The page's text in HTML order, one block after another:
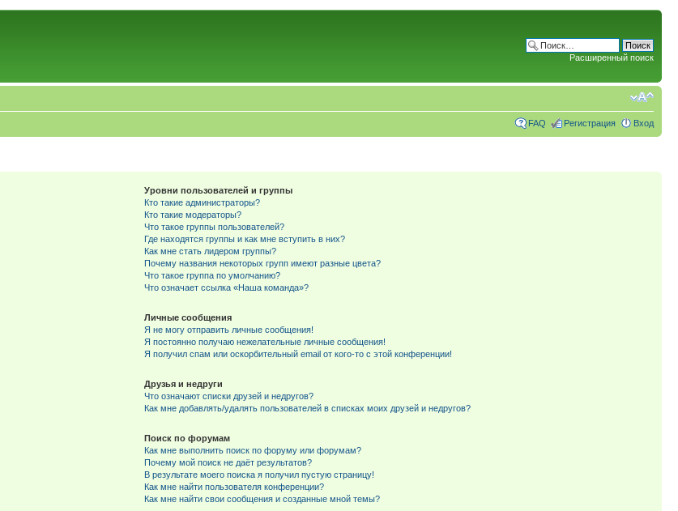
Расширенный поиск
FAQ Регистрация Вход
Уровни пользователей и группы
Кто такие администраторы?
Кто такие модераторы?
Что такое группы пользователей?
Где находятся группы и как мне вступить в них?
Как мне стать лидером группы?
Почему названия некоторых групп имеют разные цвета?
Что такое группа по умолчанию?
Что означает ссылка «Наша команда»?
Личные сообщения
Я не могу отправить личные сообщения!
Я постоянно получаю нежелательные личные сообщения!
Я получил спам или оскорбительный email от кого-то с этой конференции!
Друзья и недруги
Что означают списки друзей и недругов?
Как мне добавлять/удалять пользователей в списках моих друзей и недругов?
Поиск по форумам
Как мне выполнить поиск по форуму или форумам?
Почему мой поиск не даёт результатов?
В результате моего поиска я получил пустую страницу!
Как мне найти пользователя конференции?
Как мне найти свои сообщения и созданные мной темы?